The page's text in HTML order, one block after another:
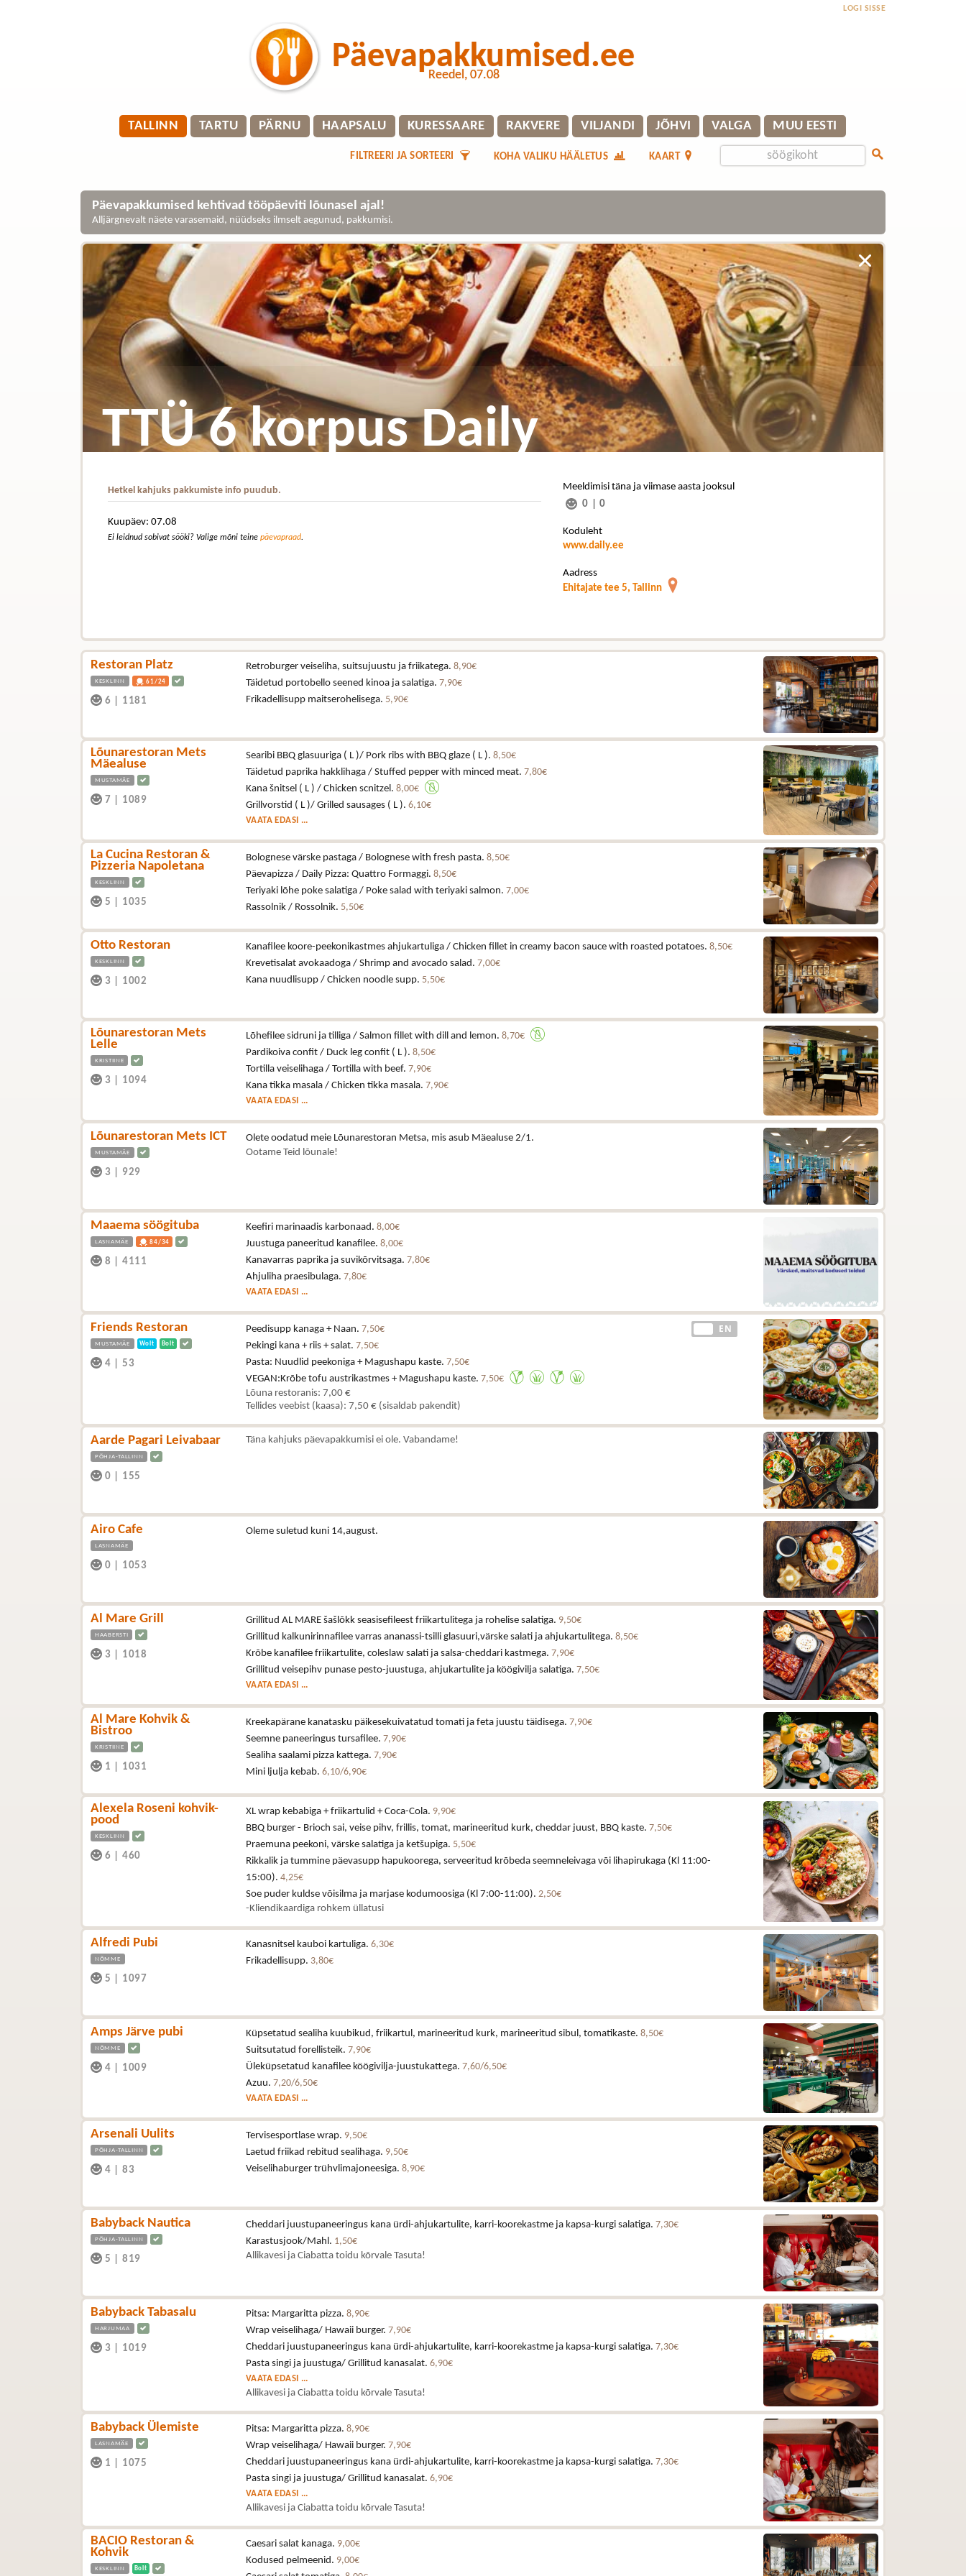
LOGI SISSE
Päevapakkumised.ee
Reedel, 07.08
TALLINN TARTU PÄRNU HAAPSALU KURESSAARE RAKVERE VILJANDI JÕHVI VALGA MUU EESTI
KAART
KOHA VALIKU HÄÄLETUS
FILTREERI JA SORTEERI
Päevapakkumised kehtivad tööpäeviti lõunasel ajal!
Alljärgnevalt näete varasemaid, nüüdseks ilmselt aegunud, pakkumisi.
TTÜ 6 korpus Daily
Hetkel kahjuks pakkumiste info puudub.
Kuupäev: 07.08
Ei leidnud sobivat sööki? Valige mõni teine päevapraad.
Meeldimisi täna ja viimase aasta jooksul
0 |0
Koduleht
www.daily.ee
Aadress
Ehitajate tee 5, Tallinn
Restoran Platz
KESKLINN 61/24
6 1181
Retroburger veiseliha, suitsujuustu ja friikatega. 8,90€
Täidetud portobello seened kinoa ja salatiga. 7,90€
Frikadellisupp maitserohelisega. 5,90€
Lõunarestoran Mets
Mäealuse
MUSTAMÄE
7 1089
Searibi BBQ glasuuriga ( L )/ Pork ribs with BBQ glaze ( L ). 8,50€
Täidetud paprika hakklihaga / Stuffed pepper with minced meat. 7,80€
Kana šnitsel ( L ) / Chicken scnitzel. 8,00€
Grillvorstid ( L )/ Grilled sausages ( L ). 6,10€
VAATA EDASI ...
La Cucina Restoran &
Pizzeria Napoletana
KESKLINN
5 1035
Bolognese värske pastaga / Bolognese with fresh pasta. 8,50€
Päevapizza / Daily Pizza: Quattro Formaggi. 8,50€
Teriyaki lõhe poke salatiga / Poke salad with teriyaki salmon. 7,00€
Rassolnik / Rossolnik. 5,50€
Otto Restoran
KESKLINN
3 1002
Kanafilee koore-peekonikastmes ahjukartuliga / Chicken fillet in creamy bacon sauce with roasted potatoes. 8,50€
Krevetisalat avokaadoga / Shrimp and avocado salad. 7,00€
Kana nuudlisupp / Chicken noodle supp. 5,50€
Lõunarestoran Mets
Lelle
KRISTIINE
3 1094
Lõhefilee sidruni ja tilliga / Salmon fillet with dill and lemon. 8,70€
Pardikoiva confit / Duck leg confit ( L ). 8,50€
Tortilla veiselihaga / Tortilla with beef. 7,90€
Kana tikka masala / Chicken tikka masala. 7,90€
VAATA EDASI ...
Lõunarestoran Mets ICT
MUSTAMÄE
3 929
Olete oodatud meie Lõunarestoran Metsa, mis asub Mäealuse 2/1.
Ootame Teid lõunale!
Maaema söögituba
LASNAMÄE 84/34
8 4111
Keefiri marinaadis karbonaad. 8,00€
Juustuga paneeritud kanafilee. 8,00€
Kanavarras paprika ja suvikõrvitsaga. 7,80€
Ahjuliha praesibulaga. 7,80€
VAATA EDASI ...
Friends Restoran
MUSTAMÄE Wolt Bolt
4 53
EN
Peedisupp kanaga + Naan. 7,50€
Pekingi kana + riis + salat. 7,50€
Pasta: Nuudlid peekoniga + Magushapu kaste. 7,50€
VEGAN:Krõbe tofu austrikastmes + Magushapu kaste. 7,50€
Lõuna restoranis: 7,00 €
Tellides veebist (kaasa): 7,50 € (sisaldab pakendit)
Aarde Pagari Leivabaar
PÕHJA-TALLINN
0 155
Täna kahjuks päevapakkumisi ei ole. Vabandame!
Airo Cafe
LASNAMÄE
0 1053
Oleme suletud kuni 14,august.
Al Mare Grill
HAABERSTI
3 1018
Grillitud AL MARE šašlõkk seasisefileest friikartulitega ja rohelise salatiga. 9,50€
Grillitud kalkunirinnafilee varras ananassi-tsilli glasuuri,värske salati ja ahjukartulitega. 8,50€
Krõbe kanafilee friikartulite, coleslaw salati ja salsa-cheddari kastmega. 7,90€
Grillitud veisepihv punase pesto-juustuga, ahjukartulite ja köögivilja salatiga. 7,50€
VAATA EDASI ...
Al Mare Kohvik &
Bistroo
KRISTIINE
1 1031
Kreekapärane kanatasku päikesekuivatatud tomati ja feta juustu täidisega. 7,90€
Seemne paneeringus tursafilee. 7,90€
Sealiha saalami pizza kattega. 7,90€
Mini ljulja kebab. 6,10/6,90€
Alexela Roseni kohvik-
pood
KESKLINN
6 460
XL wrap kebabiga + friikartulid + Coca-Cola. 9,90€
BBQ burger - Brioch sai, veise pihv, frillis, tomat, marineeritud kurk, cheddar juust, BBQ kaste. 7,50€
Praemuna peekoni, värske salatiga ja ketšupiga. 5,50€
Rikkalik ja tummine päevasupp hapukoorega, serveeritud krõbeda seemneleivaga või lihapirukaga (Kl 11:00-
15:00). 4,25€
Soe puder kuldse võisilma ja marjase kodumoosiga (Kl 7:00-11:00). 2,50€
-Kliendikaardiga rohkem üllatusi
Alfredi Pubi
NÕMME
5 1097
Kanasnitsel kauboi kartuliga. 6,30€
Frikadellisupp. 3,80€
Amps Järve pubi
NÕMME
4 1009
Küpsetatud sealiha kuubikud, friikartul, marineeritud kurk, marineeritud sibul, tomatikaste. 8,50€
Suitsutatud forellisteik. 7,90€
Üleküpsetatud kanafilee köögivilja-juustukattega. 7,60/6,50€
Azuu. 7,20/6,50€
VAATA EDASI ...
Arsenali Uulits
PÕHJA-TALLINN
4 83
Tervisesportlase wrap. 9,50€
Laetud friikad rebitud sealihaga. 9,50€
Veiselihaburger trühvlimajoneesiga. 8,90€
Babyback Nautica
PÕHJA-TALLINN
5 819
Cheddari juustupaneeringus kana ürdi-ahjukartulite, karri-koorekastme ja kapsa-kurgi salatiga. 7,30€
Karastusjook/Mahl. 1,50€
Allikavesi ja Ciabatta toidu kõrvale Tasuta!
Babyback Tabasalu
HARJUMAA
3 1019
Pitsa: Margaritta pizza. 8,90€
Wrap veiselihaga/ Hawaii burger. 7,90€
Cheddari juustupaneeringus kana ürdi-ahjukartulite, karri-koorekastme ja kapsa-kurgi salatiga. 7,30€
Pasta singi ja juustuga/ Grillitud kanasalat. 6,90€
VAATA EDASI ...
Allikavesi ja Ciabatta toidu kõrvale Tasuta!
Babyback Ülemiste
LASNAMÄE
1 1075
Pitsa: Margaritta pizza. 8,90€
Wrap veiselihaga/ Hawaii burger. 7,90€
Cheddari juustupaneeringus kana ürdi-ahjukartulite, karri-koorekastme ja kapsa-kurgi salatiga. 7,30€
Pasta singi ja juustuga/ Grillitud kanasalat. 6,90€
VAATA EDASI ...
Allikavesi ja Ciabatta toidu kõrvale Tasuta!
BACIO Restoran &
Kohvik
KESKLINN Bolt
Caesari salat kanaga. 9,00€
Kodused pelmeenid. 9,00€